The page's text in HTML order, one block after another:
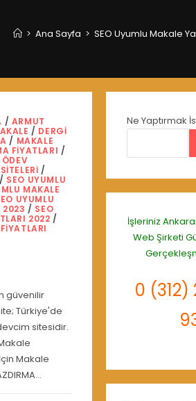
> Ana Sayfa > SEO Uyumlu Makale
/ ARMUT
/ DERGI
/ MAKALE
FIYATLARI /
ÖDEV
/
/ SEO UYUMLU
MAKALE
UYUMLU
2023 / SEO
2022 /
güvenilir
Türkiye'de
sitesidir.
Makale
Ne Yaptırmak
İşleriniz
Web Şirketi
0 (312)